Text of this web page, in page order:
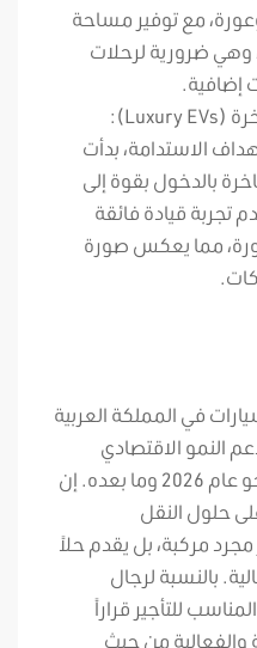
مع توفير مساحة
وهي ضرورية لرحلات
إضافية.
المركبات الكهربائية الفاخرة (Luxury EVs):
مع رؤية 2030 وأهداف الاستدامة، بدأت
بالدخول بقوة إلى
تجربة قيادة فائقة
مما يعكس صورة
في المملكة العربية
النمو الاقتصادي
وحركة الأعمال المتسارعة نحو عام 2026 وما بعده. إن
حلول النقل
مجرد مركبة، بل يقدم حلاً
بالنسبة لرجال
للتأجير قراراً
والفعالية من حيث